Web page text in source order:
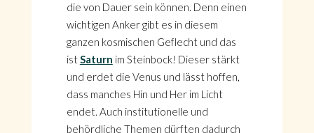
die von Dauer sein können. Denn einen
wichtigen Anker gibt es in diesem
ganzen kosmischen Geflecht und das
istSaturn im Steinbock! Dieser stärkt
und erdet die Venus und lässt hoffen,
dass manches Hin und Her im Licht
endet. Auch institutionelle und
behördliche Themen dürften dadurch